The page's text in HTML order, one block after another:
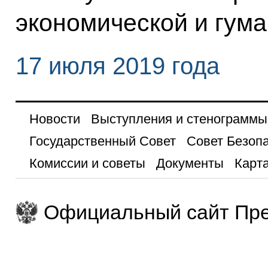
экономической и
17 июля 2019 года
Новости
Выступления и стенограммы
Государственный Совет
Совет
Комиссии и советы
Документы
Официальный сайт